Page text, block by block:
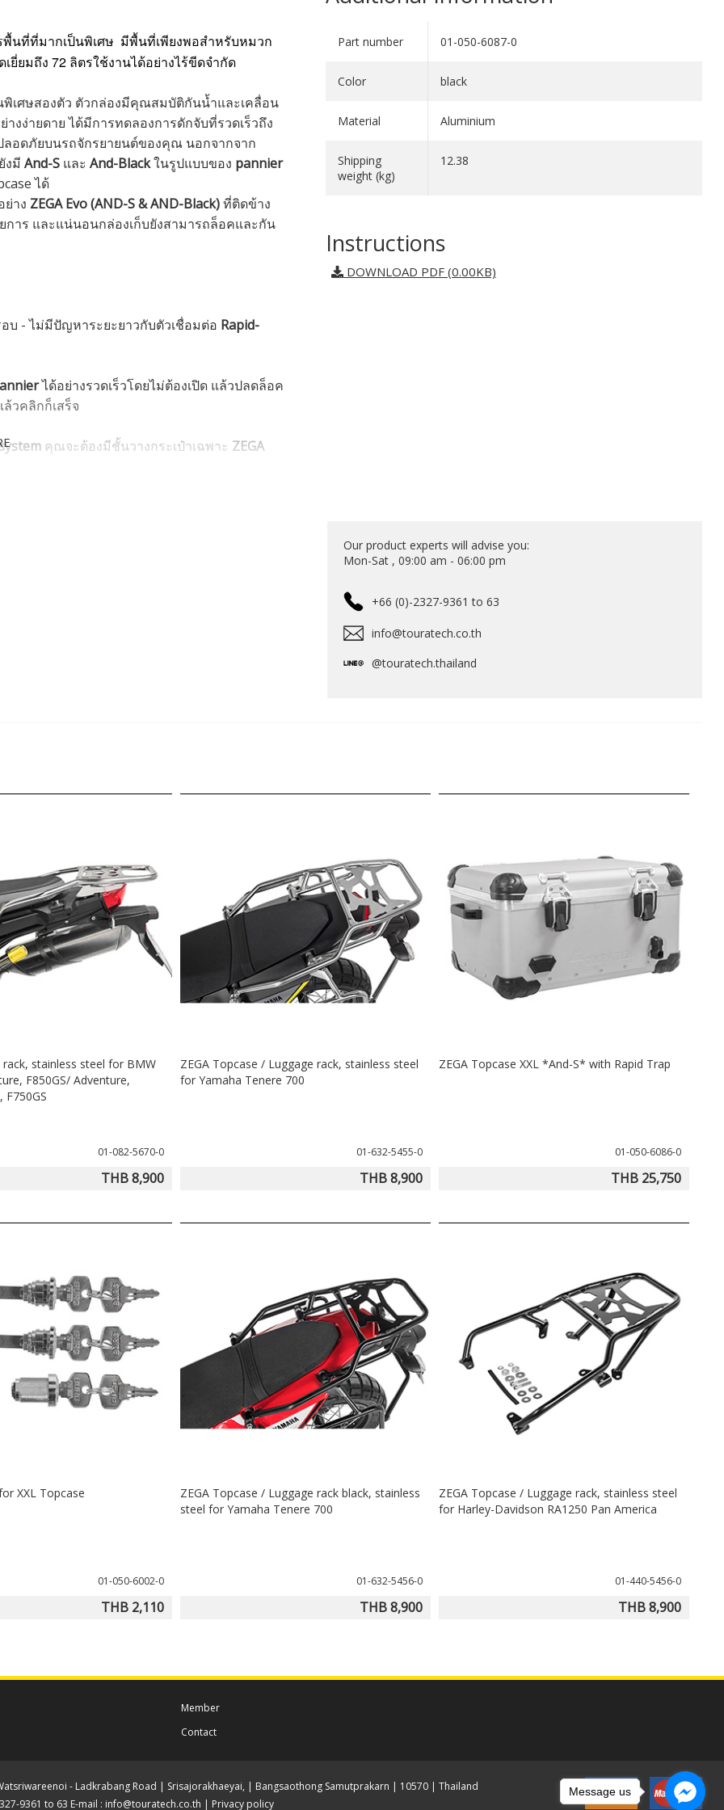
พื้นที่ที่มากเป็นพิเศษ มีพื้นที่เพียงพอสำหรับหมวก
ยี่ยมถึง 72 ลิตรใช้งานได้อย่างไร้ขีดจำกัด
พิเศษสองตัว ตัวกล่องมีคุณสมบัติกันน้ำและเคลื่อน
งง่ายดาย ได้มีการทดลองการดักจับที่รวดเร็วถึง
อดภัยบนรถจักรยายนต์ของคุณ นอกจากจาก
งมี And-Sและ And-Blackในรูปแบบของ pannier
ได้
าง ZEGA Evo (AND-S & AND-Black)ที่ติดข้าง
าร และแน่นอนกล่องเก็บยังสามารถล็อคและกัน
บ - ไม่มีปัญหาระยะยาวกับตัวเชื่อมต่อ Rapid-
ได้อย่างรวดเร็วโดยไม่ต้องเปิด แล้วปลดล็อค
วคลิกก็เสร็จ
คุณจะต้องมีชั้นวางกระเป๋าเฉพาะ ZEGA
and fitted onto your topcase
obligatory attachment eyes on the lid and
lid allow you to upgrade your new Topcase
and it is waterproof. (Lock set not included.)
the lid - no longer a problem with the
you need the specific ZEGA Topcase
01-045-5457-0
Part number 01-050-6087-0
Color black
Material Aluminium
Shipping
weight (kg)
12.38
Instructions
DOWNLOAD PDF (0.00KB)
Our product experts will advise you:
Mon-Sat , 09:00 am - 06:00 pm
+66 (0)-2327-9361 to 63
info@touratech.co.th
@touratech.thailand
rack, stainless steel for BMW
F850GS/ Adventure,
F750GS
01-082-5670-0
THB 8,900
ZEGA Topcase / Luggage rack, stainless steel
for Yamaha Tenere 700
01-632-5455-0
THB 8,900
ZEGA Topcase XXL *And-S* with Rapid Trap
01-050-6086-0
THB 25,750
XXL Topcase
01-050-6002-0
THB 2,110
ZEGA Topcase / Luggage rack black, stainless
steel for Yamaha Tenere 700
01-632-5456-0
THB 8,900
ZEGA Topcase / Luggage rack, stainless steel
for Harley-Davidson RA1250 Pan America
01-440-5456-0
THB 8,900
Member
Contact
- Ladkrabang Road | Srisajorakhaeyai, | Bangsaothong Samutprakarn | 10570 | Thailand
9361 to 63 E-mail : info@touratech.co.th | Privacy policy
Message us